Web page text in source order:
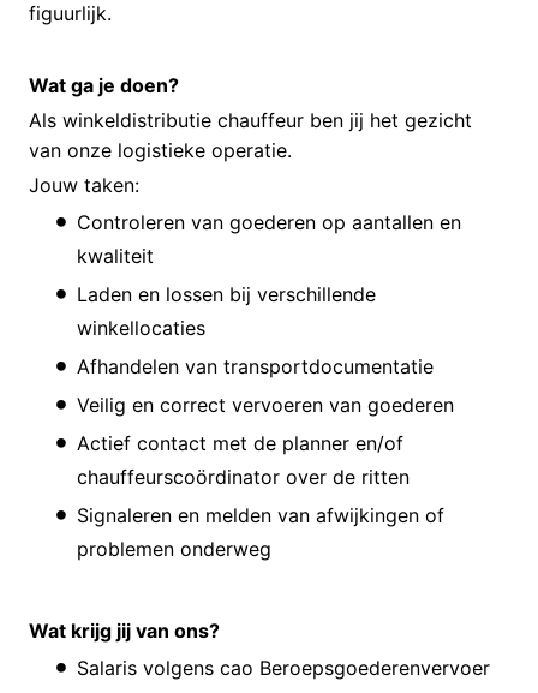
figuurlijk.
Wat ga je doen?
Als winkeldistributie chauffeur ben jij het gezicht
van onze logistieke operatie.
Jouw taken:
Controleren van goederen op aantallen en
kwaliteit
Laden en lossen bij verschillende
winkellocaties
Afhandelen van transportdocumentatie
Veilig en correct vervoeren van goederen
Actief contact met de planner en/of
chauffeurscoördinator over de ritten
Signaleren en melden van afwijkingen of
problemen onderweg
Wat krijg jij van ons?
Salaris volgens cao Beroepsgoederenvervoer